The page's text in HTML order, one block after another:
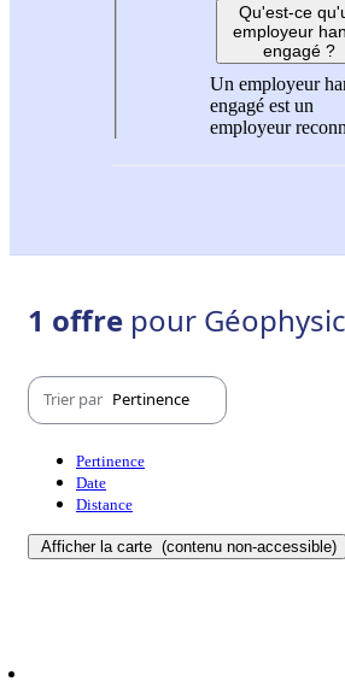
Qu'est-ce
employeur
engagé ?
Un employeur
engagé est un
employeur
1 offre pour
Trier par Pertinence
Pertinence
Date
Distance
Afficher la carte (contenu non-accessible)